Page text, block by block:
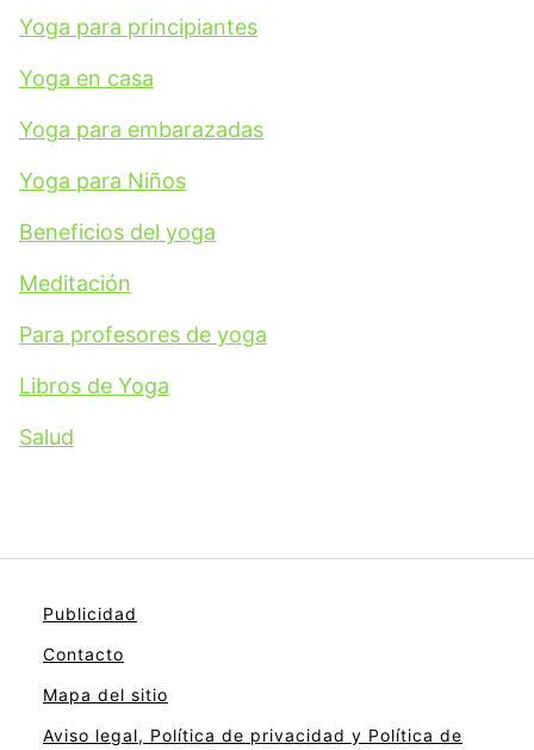
Yoga para principiantes
Yoga en casa
Yoga para embarazadas
Yoga para Niños
Beneficios del yoga
Meditación
Para profesores de yoga
Libros de Yoga
Salud
Publicidad
Contacto
Mapa del sitio
Aviso legal, Política de privacidad y Política de